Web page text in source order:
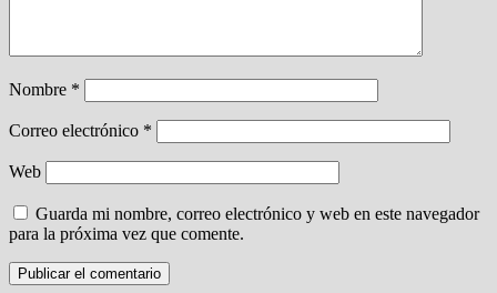
Nombre *
Correo electrónico *
Web
Guarda mi nombre, correo electrónico y web en este navegador
para la próxima vez que comente.